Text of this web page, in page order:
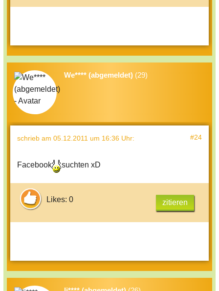
We**** (abgemeldet) (29)
schrieb am 05.12.2011 um 16:36 Uhr: #24
Facebook suchten xD
Likes: 0 zitieren